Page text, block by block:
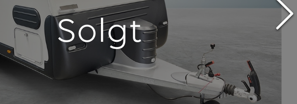
Solgt